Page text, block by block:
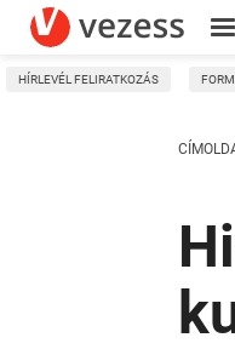
HÍRLEVÉL FELIRATKOZÁS